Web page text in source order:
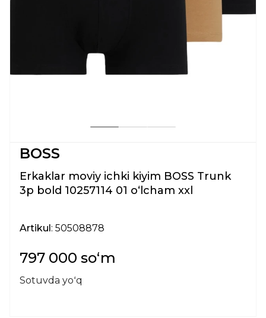
BOSS
Erkaklar moviy ichki kiyim BOSS Trunk
3p bold 10257114 01 oʻlcham xxl
Artikul: 50508878
797 000 soʻm
Sotuvda yoʻq